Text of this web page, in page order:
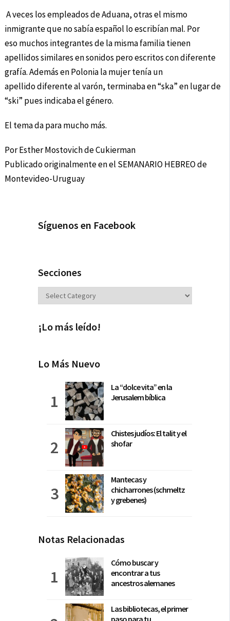
A veces los empleados de Aduana, otras el mismo
inmigrante que no sabía español lo escribían mal. Por
eso muchos integrantes de la misma familia tienen
apellidos similares en sonidos pero escritos con diferente
grafía. Además en Polonia la mujer tenía un
apellido diferente al varón, terminaba en “ska” en lugar de
“ski” pues indicaba el género.
El tema da para mucho más.
Por Esther Mostovich de Cukierman
Publicado originalmente en el SEMANARIO HEBREO de
Montevideo-Uruguay
Síguenos en Facebook
Secciones
Secciones
¡Lo más leído!
Lo Más Nuevo
La “dolce vita” en la
Jerusalem bíblica
Chistes judíos: El talit y el
shofar
Mantecas y
chicharrones (schmeltz
y grebenes)
Notas Relacionadas
Cómo buscar y
encontrar a tus
ancestros alemanes
Las bibliotecas, el primer